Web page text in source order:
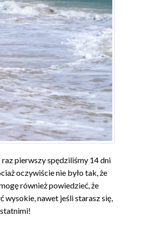
pierwszy spędziliśmy 14 dni
oczywiście nie było tak, że
również powiedzieć, że
wysokie, nawet jeśli starasz się,